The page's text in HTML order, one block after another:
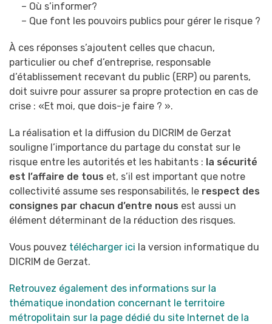
– Où s’informer?
– Que font les pouvoirs publics pour gérer le risque ?
À ces réponses s’ajoutent celles que chacun,
particulier ou chef d’entreprise, responsable
d’établissement recevant du public (ERP) ou parents,
doit suivre pour assurer sa propre protection en cas de
crise : «Et moi, que dois-je faire ? ».
La réalisation et la diffusion du DICRIM de Gerzat
souligne l’importance du partage du constat sur le
risque entre les autorités et les habitants : la sécurité
est l’affaire de tous et, s’il est important que notre
collectivité assume ses responsabilités, le respect des
consignes par chacun d’entre nous est aussi un
élément déterminant de la réduction des risques.
Vous pouvez télécharger ici la version informatique du
DICRIM de Gerzat.
Retrouvez également des informations sur la
thématique inondation concernant le territoire
métropolitain sur la page dédié du site Internet de la